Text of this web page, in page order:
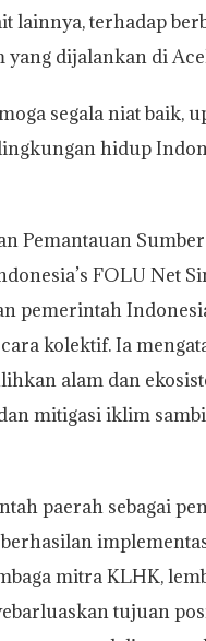
lainnya, terhadap
dijalankan di
segala niat baik,
hidup
Pemantauan
FOLU Net
pemerintah
kolektif. Ia
alam dan
mitigasi iklim
paerah sebagai
mitra KLHK,
tujuan